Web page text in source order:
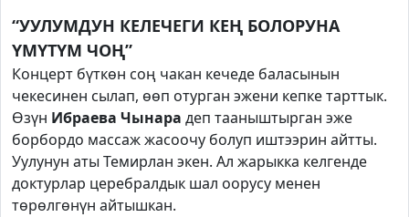
“УУЛУМДУН КЕЛЕЧЕГИ КЕҢ БОЛОРУНА
ҮМҮТҮМ ЧОҢ”
Концерт бүткөн соң чакан кечеде баласынын
чекесинен сылап, өөп отурган эжени кепке тарттык.
Өзүн Ибраева Чынара деп тааныштырган эже
борбордо массаж жасоочу болуп иштээрин айтты.
Уулунун аты Темирлан экен. Ал жарыкка келгенде
доктурлар церебралдык шал оорусу менен
төрөлгөнүн айтышкан.